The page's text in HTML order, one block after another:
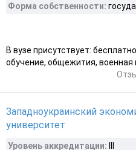
Форма собственности:
В вузе присутствует:
обучение, общежития, военная
Западноукраинский
университет
Уровень аккредитации: